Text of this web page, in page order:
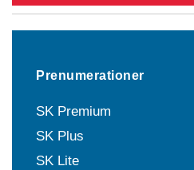
Prenumerationer
SK Premium
SK Plus
SK Lite